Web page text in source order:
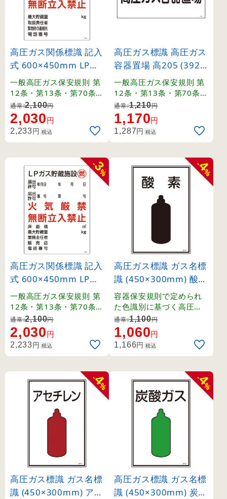
高圧ガス関係標識 記入
式 600×450mm LPガ
ス供給設備 燃 火気厳
禁 無断立入禁止 (3930
4)
一般高圧ガス保安規則 第
12条・第13条・第70条・
関係例示基準1-4-1,2、そ
の他。
通常:2,100円
2,030円
2,233円 税込
高圧ガス標識 高圧ガス
容器置場 高205 (3920
5)
一般高圧ガス保安規則 第
12条・第13条・第70条・
関係例示基準1-4-1,2、そ
の他。
通常:1,210円
1,170円
1,287円 税込
-
3
%
高圧ガス関係標識 記入
式 600×450mm LPガ
ス貯蔵施設 燃 火気厳
禁 無断立入禁止 (3930
6)
一般高圧ガス保安規則 第
12条・第13条・第70条・
関係例示基準1-4-1,2、そ
の他。
通常:2,100円
2,030円
2,233円 税込
-
4
%
高圧ガス標識 ガス名標
識 (450×300mm) 酸素
(39103)
容器保安規則で定められ
た色識別に基づく高圧ガ
ス関係の標識です。
通常:1,100円
1,060円
1,166円 税込
-
4
%
高圧ガス標識 ガス名標
識 (450×300mm) アセ
-
4
%
高圧ガス標識 ガス名標
識 (450×300mm) 炭酸